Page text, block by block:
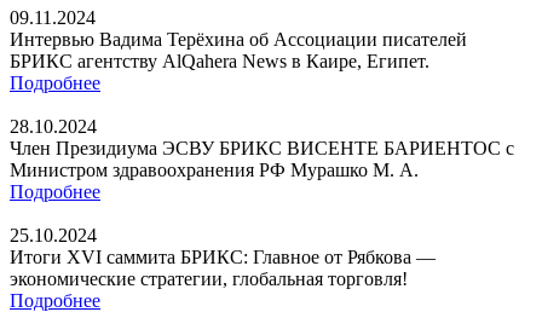
09.11.2024
Интервью Вадима Терёхина об Ассоциации писателей
БРИКС агентству AlQahera News в Каире, Египет.
Подробнее
28.10.2024
Член Президиума ЭСВУ БРИКС ВИСЕНТЕ БАРИЕНТОС с
Министром здравоохранения РФ Мурашко М. А.
Подробнее
25.10.2024
Итоги XVI саммита БРИКС: Главное от Рябкова —
экономические стратегии, глобальная торговля!
Подробнее